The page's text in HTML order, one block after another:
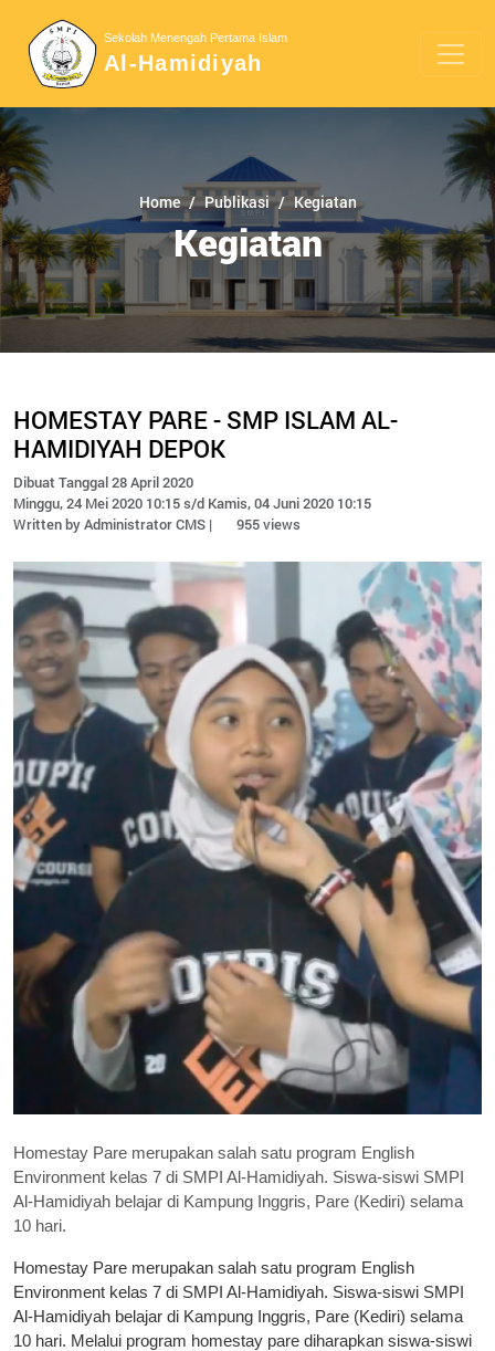
Sekolah Menengah Pertama Islam
Al-Hamidiyah
Home Publikasi Kegiatan
Kegiatan
HOMESTAY PARE - SMP ISLAM AL-
HAMIDIYAH DEPOK
Dibuat Tanggal 28 April 2020
Minggu, 24 Mei 2020 10:15 s/d Kamis, 04 Juni 2020 10:15
Written by Administrator CMS |
955 views
Homestay Pare merupakan salah satu program English
Environment kelas 7 di SMPI Al-Hamidiyah. Siswa-siswi SMPI
Al-Hamidiyah belajar di Kampung Inggris, Pare (Kediri) selama
10 hari.
Homestay Pare merupakan salah satu program English
Environment kelas 7 di SMPI Al-Hamidiyah. Siswa-siswi SMPI
Al-Hamidiyah belajar di Kampung Inggris, Pare (Kediri) selama
10 hari. Melalui program homestay pare diharapkan siswa-siswi